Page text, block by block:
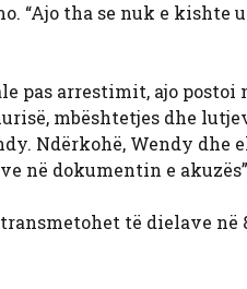
“Ajo tha se nuk e kishte
pas arrestimit, ajo postoi
mbështetjes dhe
Ndërkohë, Wendy
në dokumentin e
të dielave në